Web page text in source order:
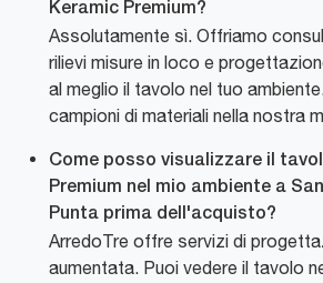
Keramic Premium?
Assolutamente sì. Offriamo
rilievi misure in loco e
al meglio il tavolo nel tuo
campioni di materiali nella nostra
Come posso visualizzare il
Premium nel mio ambiente a
Punta prima dell'acquisto?
ArredoTre offre servizi di
aumentata. Puoi vedere il tavolo